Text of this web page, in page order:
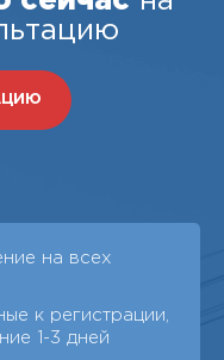
на всех
к регистрации,
1-3 дней